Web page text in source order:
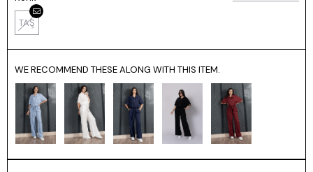
TAŞ
WE RECOMMEND THESE ALONG WITH THIS ITEM.